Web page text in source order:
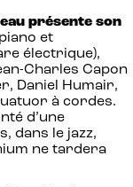
présente son
et
électrique),
Charles Capon
Daniel Humair,
à cordes.
d’une
dans le jazz,
ne tardera